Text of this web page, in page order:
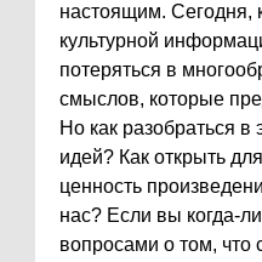
настоящим. Сегодня,
культурной
потеряться в
смыслов, которые
Но как разобраться в
идей? Как открыть
ценность
нас? Если вы когда-
вопросами о том, что